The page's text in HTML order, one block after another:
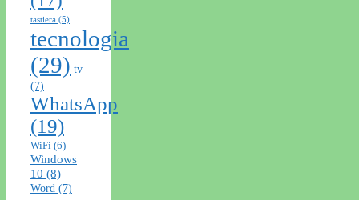
tastiera (5)
tecnologia
(29) tv
(7)
WhatsApp
(19)
WiFi (6)
Windows
10 (8)
Word (7)